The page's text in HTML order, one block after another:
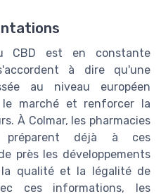
CBD est en constante
à dire qu'une
au niveau européen
le marché et renforcer la
À Colmar, les pharmacies
préparent déjà à ces
près les développements
qualité et la légalité de
ces informations, les